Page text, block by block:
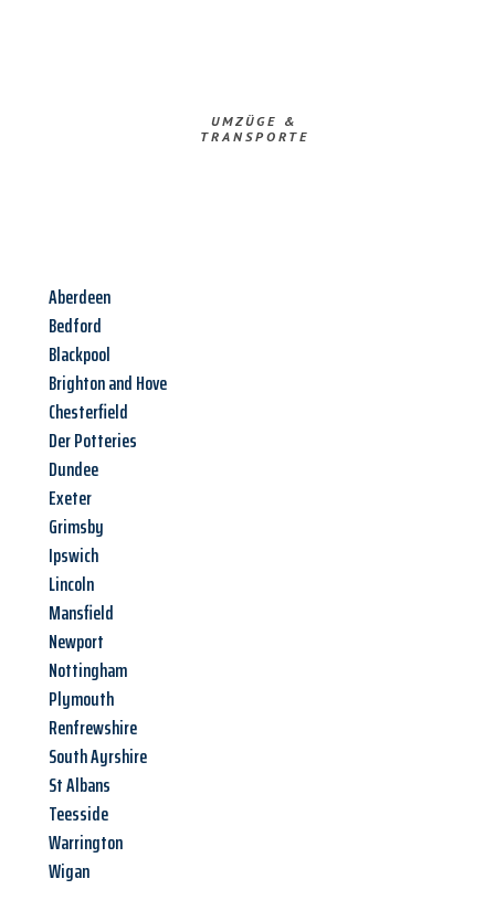
UMZÜGE &
TRANSPORTE
Aberdeen
Bedford
Blackpool
Brighton and Hove
Chesterfield
Der Potteries
Dundee
Exeter
Grimsby
Ipswich
Lincoln
Mansfield
Newport
Nottingham
Plymouth
Renfrewshire
South Ayrshire
St Albans
Teesside
Warrington
Wigan